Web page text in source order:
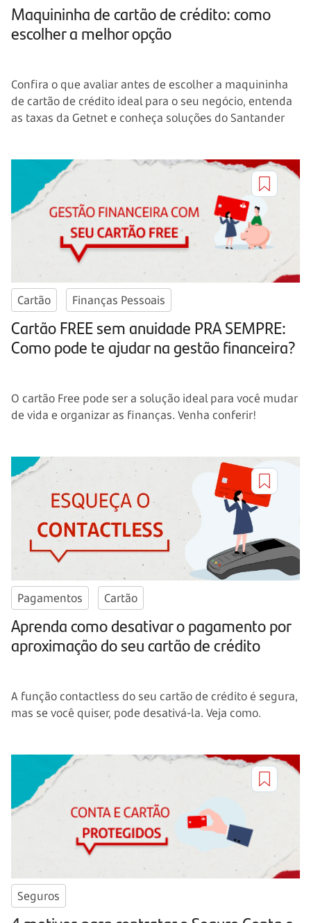
Maquininha de cartão de crédito: como
escolher a melhor opção
Confira o que avaliar antes de escolher a maquininha
de cartão de crédito ideal para o seu negócio, entenda
as taxas da Getnet e conheça soluções do Santander
Cartão Finanças Pessoais
Cartão FREE sem anuidade PRA SEMPRE:
Como pode te ajudar na gestão financeira?
O cartão Free pode ser a solução ideal para você mudar
de vida e organizar as finanças. Venha conferir!
Pagamentos Cartão
Aprenda como desativar o pagamento por
aproximação do seu cartão de crédito
A função contactless do seu cartão de crédito é segura,
mas se você quiser, pode desativá-la. Veja como.
Seguros